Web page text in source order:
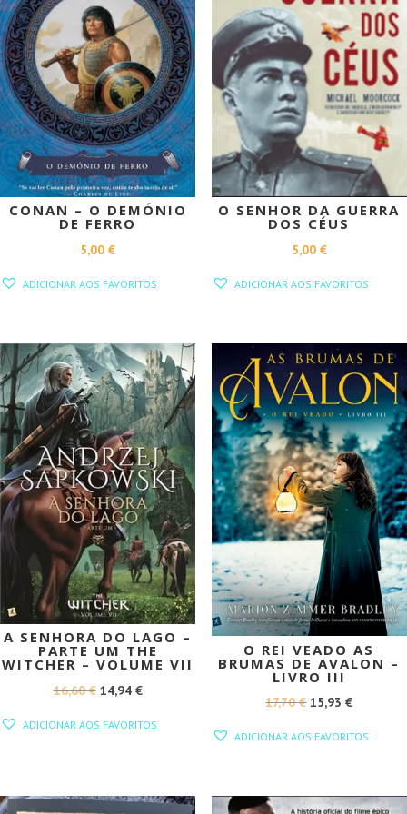
CONAN – O DEMÓNIO
DE FERRO
5,00€
ADICIONAR AOS FAVORITOS
O SENHOR DA GUERRA
DOS CÉUS
5,00 €
ADICIONAR AOS FAVORITOS
PROMOÇÃO!
A SENHORA DO LAGO –
PARTE UM THE
WITCHER – VOLUME VII
16,60€ O
14,94 €O
ADICIONAR AOS FAVORITOS
PROMOÇÃO!
O REI VEADO AS
BRUMAS DE AVALON –
LIVRO III
17,70€O
17,70 €.
15,93€O
15,93 €.
ADICIONAR AOS FAVORITOS